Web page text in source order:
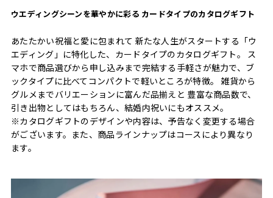
ウエディングシーンを華やかに彩る カードタイプのカタログギフト
あたたかい祝福と愛に包まれて 新たな人生がスタートする「ウ
エディング」に特化した、カードタイプのカタログギフト。 ス
マホで商品選びから申し込みまで完結する手軽さが魅力で、ブ
ックタイプに比べてコンパクトで軽いところが特徴。 雑貨から
グルメまでバリエーションに富んだ品揃えと 豊富な商品数で、
引き出物としてはもちろん、結婚内祝いにもオススメ。
※カタログギフトのデザインや内容は、予告なく変更する場合
がございます。また、商品ラインナップはコースにより異なり
ます。